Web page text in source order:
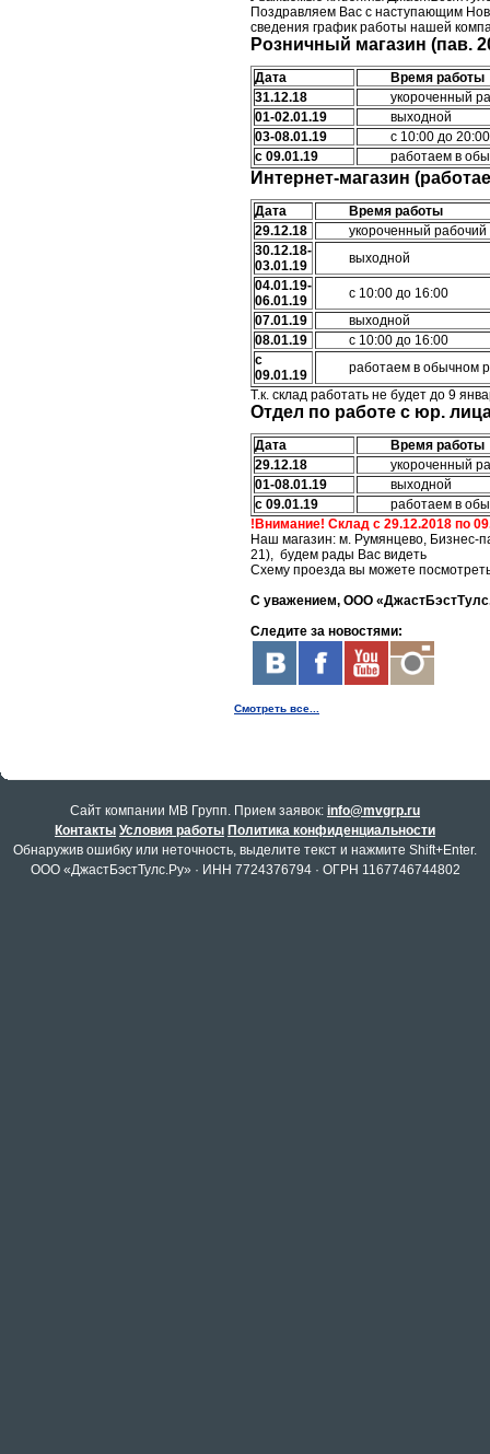
Поздравляем Вас с наступающим
сведения график работы нашей
Розничный магазин (пав.
Дата
Время работы
31.12.18
укороченный
01-02.01.19
выходной
03-08.01.19
с 10:00 до 20:00
с 09.01.19
работаем в
Интернет-магазин
Дата
Время работы
29.12.18
укороченный
30.12.18-
03.01.19
выходной
04.01.19-
06.01.19
с 10:00 до 16:00
07.01.19
выходной
08.01.19
с 10:00 до 16:00
с
09.01.19
работаем в обычном
Т.к. склад работать не будет до 9
Отдел по работе с юр.
Дата
Время работы
29.12.18
укороченный
01-08.01.19
выходной
с 09.01.19
работаем в
!Внимание! Склад с 29.12.2018 по
Наш магазин: м. Румянцево, Бизнес-
21), будем рады Вас видеть
Схему проезда вы можете
С уважением, ООО
Следите за новостями:
Смотреть все...
Cайт компании МВ Групп. Прием заявок: info@mvgrp.ru
Контакты Условия работы Политика конфиденциальности
Обнаружив ошибку или неточность, выделите текст и нажмите Shift+Enter.
ООО «ДжастБэстТулс.Ру» · ИНН 7724376794 · ОГРН 1167746744802